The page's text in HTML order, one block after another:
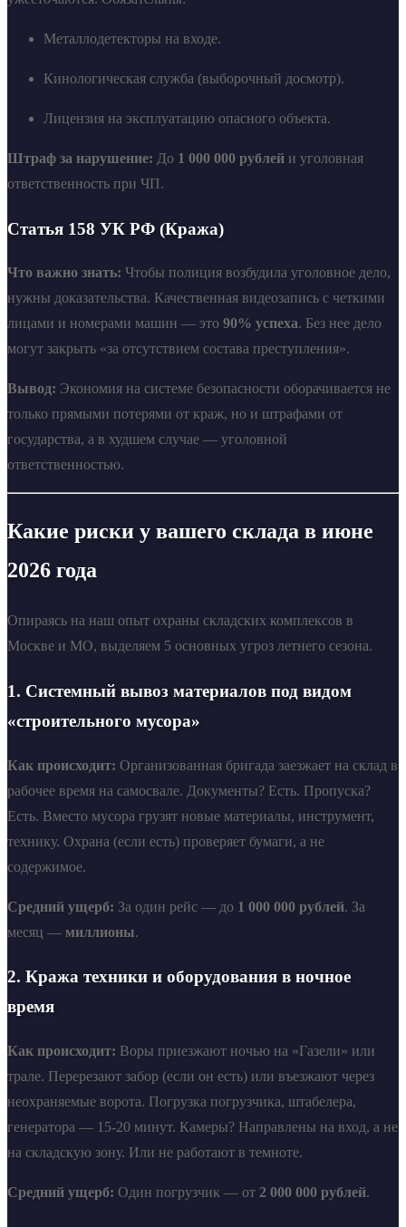
Металлодетекторы на входе.
Кинологическая служба (выборочный досмотр).
Лицензия на эксплуатацию опасного объекта.
Штраф за нарушение: До 1 000 000 рублей и уголовная
ответственность при ЧП.
Статья 158 УК РФ (Кража)
Что важно знать: Чтобы полиция возбудила уголовное дело,
нужны доказательства. Качественная видеозапись с четкими
лицами и номерами машин — это 90% успеха. Без нее дело
могут закрыть «за отсутствием состава преступления».
Вывод: Экономия на системе безопасности оборачивается не
только прямыми потерями от краж, но и штрафами от
государства, а в худшем случае — уголовной
ответственностью.
Какие риски у вашего склада в июне
2026 года
Опираясь на наш опыт охраны складских комплексов в
Москве и МО, выделяем 5 основных угроз летнего сезона.
1. Системный вывоз материалов под видом
«строительного мусора»
Как происходит: Организованная бригада заезжает на склад в
рабочее время на самосвале. Документы? Есть. Пропуска?
Есть. Вместо мусора грузят новые материалы, инструмент,
технику. Охрана (если есть) проверяет бумаги, а не
содержимое.
Средний ущерб: За один рейс — до 1 000 000 рублей. За
месяц — миллионы.
2. Кража техники и оборудования в ночное
время
Как происходит: Воры приезжают ночью на «Газели» или
трале. Перерезают забор (если он есть) или въезжают через
неохраняемые ворота. Погрузка погрузчика, штабелера,
генератора — 15-20 минут. Камеры? Направлены на вход, а не
на складскую зону. Или не работают в темноте.
Средний ущерб: Один погрузчик — от 2 000 000 рублей.